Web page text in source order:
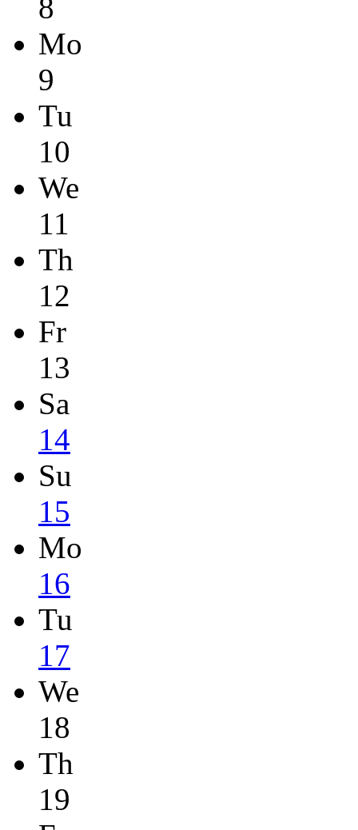
8
Mo
9
Tu
10
We
11
Th
12
Fr
13
Sa
14
Su
15
Mo
16
Tu
17
We
18
Th
19